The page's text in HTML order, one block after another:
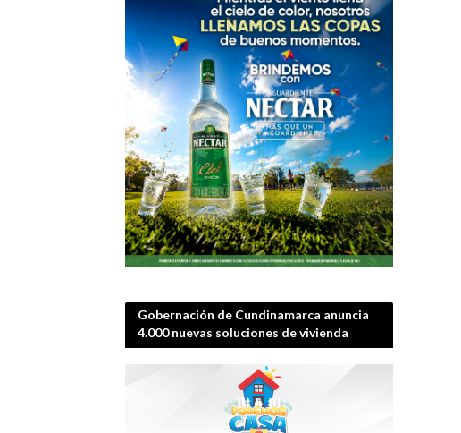
del sector cuero y calzado
Gobernación de Cundinamarca anuncia
4.000 nuevas soluciones de vivienda